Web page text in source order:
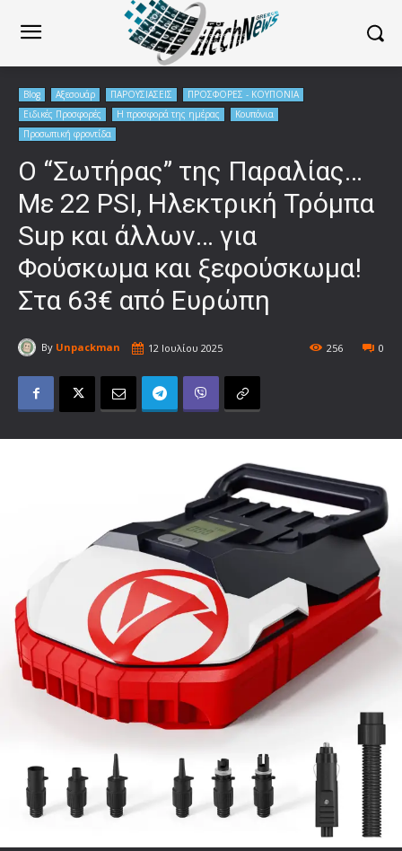
Blog Αξεσουάρ ΠΑΡΟΥΣΙΑΣΕΙΣ
ΠΡΟΣΦΟΡΕΣ - ΚΟΥΠΟΝΙΑ
Ειδικές Προσφορές
Η προσφορά της ημέρας
Κουπόνια
Προσωπική φροντίδα
Ο “Σωτήρας” της Παραλίας…
Με 22 PSI, Ηλεκτρική Τρόμπα
Sup και άλλων… για
Φούσκωμα και ξεφούσκωμα!
Στα 63€ από Ευρώπη
By Unpackman 12 Ιουλίου 2025 0
256